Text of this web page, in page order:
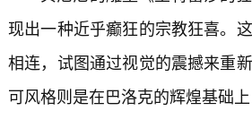
现出一种近乎癫狂的宗教狂喜。
相连，试图通过视觉的震撼来重
可风格则是在巴洛克的辉煌基础